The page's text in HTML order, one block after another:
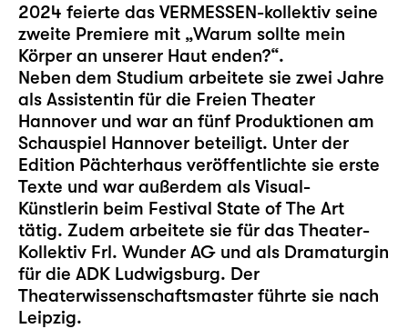
2024 feierte das VERMESSEN-kollektiv seine
zweite Premiere mit „Warum sollte mein
Körper an unserer Haut enden?“.
Neben dem Studium arbeitete sie zwei Jahre
als Assistentin für die Freien Theater
Hannover und war an fünf Produktionen am
Schauspiel Hannover beteiligt. Unter der
Edition Pächterhaus veröffentlichte sie erste
Texte und war außerdem als Visual-
Künstlerin beim Festival State of The Art
tätig. Zudem arbeitete sie für das Theater-
Kollektiv Frl. Wunder AG und als Dramaturgin
für die ADK Ludwigsburg. Der
Theaterwissenschaftsmaster führte sie nach
Leipzig.